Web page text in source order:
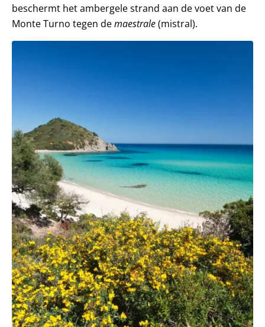
beschermt het ambergele strand aan de voet van de
Monte Turno tegen demaestrale(mistral).